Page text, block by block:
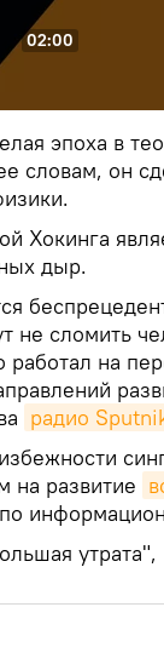
02:00
эпоха в
словам, он
Хокинга
дыр.
не сломить
работал на
радио
на развитие